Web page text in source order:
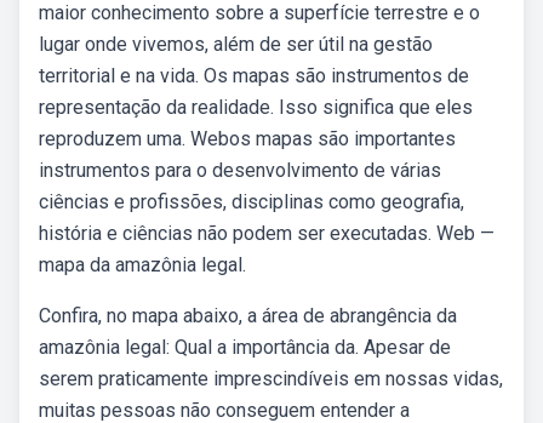
maior conhecimento sobre a superfície terrestre e o
lugar onde vivemos, além de ser útil na gestão
territorial e na vida. Os mapas são instrumentos de
representação da realidade. Isso significa que eles
reproduzem uma. Webos mapas são importantes
instrumentos para o desenvolvimento de várias
ciências e profissões, disciplinas como geografia,
história e ciências não podem ser executadas. Web —
mapa da amazônia legal.
Confira, no mapa abaixo, a área de abrangência da
amazônia legal: Qual a importância da. Apesar de
serem praticamente imprescindíveis em nossas vidas,
muitas pessoas não conseguem entender a